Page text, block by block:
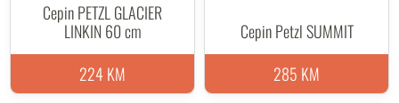
Cepin PETZL GLACIER
LINKIN 60 cm
224 KM
Cepin Petzl SUMMIT
285 KM